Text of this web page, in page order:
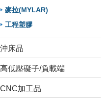
麥拉(MYLAR)
工程塑膠
沖床品
高低壓礙子/負載端
CNC加工品